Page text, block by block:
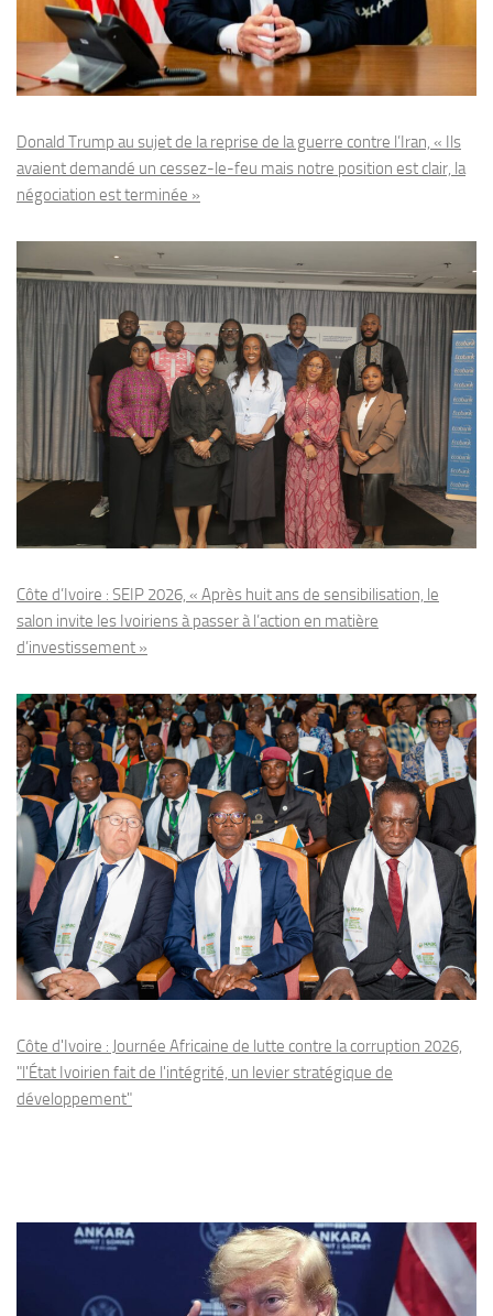
Donald Trump au sujet de la reprise de la guerre contre l’Iran, « Ils
avaient demandé un cessez-le-feu mais notre position est clair, la
négociation est terminée »
Côte d’Ivoire : SEIP 2026, « Après huit ans de sensibilisation, le
salon invite les Ivoiriens à passer à l’action en matière
d’investissement »
Côte d'Ivoire : Journée Africaine de lutte contre la corruption 2026,
"l'État Ivoirien fait de l'intégrité, un levier stratégique de
développement"